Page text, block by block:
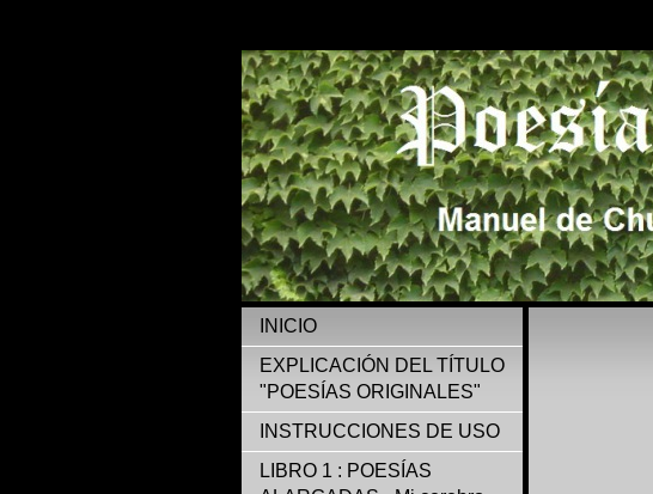
INICIO
EXPLICACIÓN DEL TÍTULO
"POESÍAS ORIGINALES"
INSTRUCCIONES DE USO
LIBRO 1 : POESÍAS